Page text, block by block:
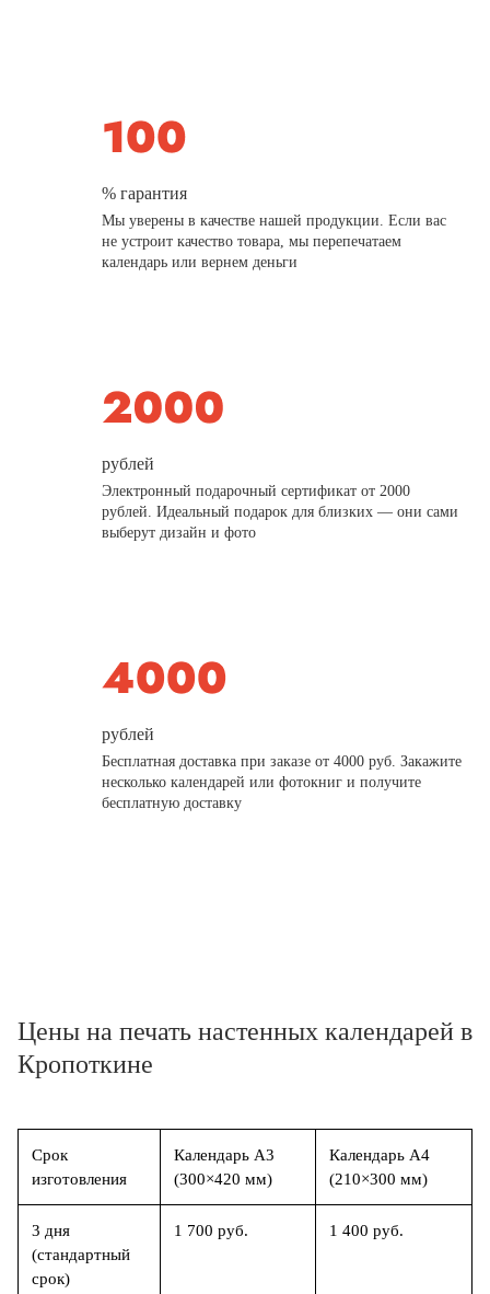
% гарантия
Мы уверены в качестве нашей продукции. Если вас
не устроит качество товара, мы перепечатаем
календарь или вернем деньги
рублей
Электронный подарочный сертификат от 2000
рублей. Идеальный подарок для близких — они сами
выберут дизайн и фото
рублей
Бесплатная доставка при заказе от 4000 руб. Закажите
несколько календарей или фотокниг и получите
бесплатную доставку
Цены на печать настенных календарей в
Кропоткине
Срок
изготовления
Календарь А3
(300×420 мм)
Календарь А4
(210×300 мм)
3 дня
(стандартный
срок)
1 700 руб. 1 400 руб.